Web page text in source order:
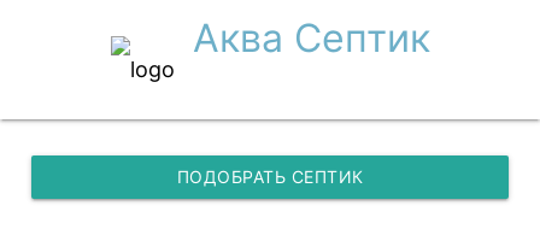
Аква Септик
ПОДОБРАТЬ СЕПТИК